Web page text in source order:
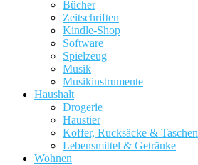
Bücher
Zeitschriften
Kindle-Shop
Software
Spielzeug
Musik
Musikinstrumente
Haushalt
Drogerie
Haustier
Koffer, Rucksäcke & Taschen
Lebensmittel & Getränke
Wohnen